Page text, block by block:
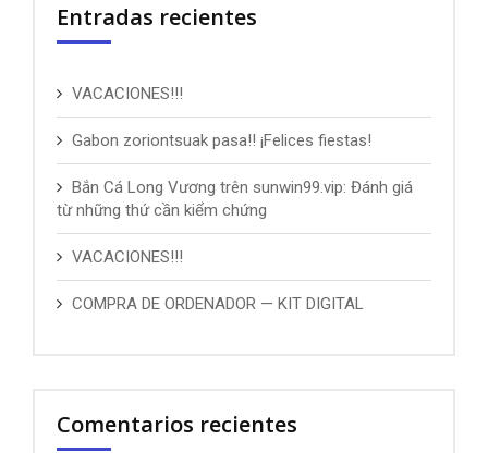
Entradas recientes
VACACIONES!!!
Gabon zoriontsuak pasa!! ¡Felices fiestas!
Bắn Cá Long Vương trên sunwin99.vip: Đánh giá
từ những thứ cần kiểm chứng
VACACIONES!!!
COMPRA DE ORDENADOR — KIT DIGITAL
Comentarios recientes